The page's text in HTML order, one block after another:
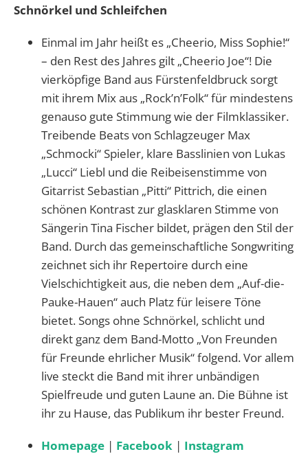
Schnörkel und Schleifchen
Einmal im Jahr heißt es „Cheerio, Miss Sophie!“
– den Rest des Jahres gilt „Cheerio Joe“! Die
vierköpfige Band aus Fürstenfeldbruck sorgt
mit ihrem Mix aus „Rock’n’Folk“ für mindestens
genauso gute Stimmung wie der Filmklassiker.
Treibende Beats von Schlagzeuger Max
„Schmocki“ Spieler, klare Basslinien von Lukas
„Lucci“ Liebl und die Reibeisenstimme von
Gitarrist Sebastian „Pitti“ Pittrich, die einen
schönen Kontrast zur glasklaren Stimme von
Sängerin Tina Fischer bildet, prägen den Stil der
Band. Durch das gemeinschaftliche Songwriting
zeichnet sich ihr Repertoire durch eine
Vielschichtigkeit aus, die neben dem „Auf-die-
Pauke-Hauen“ auch Platz für leisere Töne
bietet. Songs ohne Schnörkel, schlicht und
direkt ganz dem Band-Motto „Von Freunden
für Freunde ehrlicher Musik“ folgend. Vor allem
live steckt die Band mit ihrer unbändigen
Spielfreude und guten Laune an. Die Bühne ist
ihr zu Hause, das Publikum ihr bester Freund.
Homepage | Facebook | Instagram